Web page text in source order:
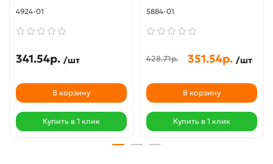
4924-01
341.54р. /шт
В корзину
Купить в 1 клик
5884-01
428.71р. 351.54р. /шт
В корзину
Купить в 1 клик